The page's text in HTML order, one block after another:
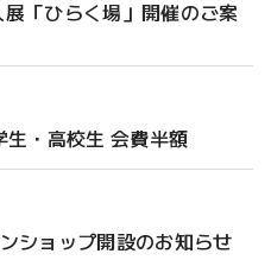
「ひらく場」開催のご案
生・高校生 会費半額
ョップ開設のお知らせ